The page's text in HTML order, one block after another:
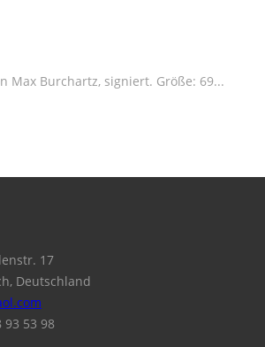
Max Burchartz, signiert. Größe: 69...
17
Deutschland
93 53 98